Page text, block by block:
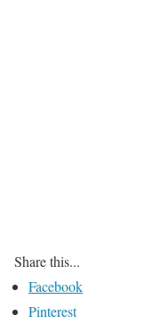
Share this...
Facebook
Pinterest